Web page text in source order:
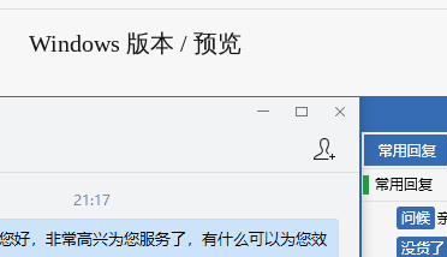
Windows 版本 / 预览